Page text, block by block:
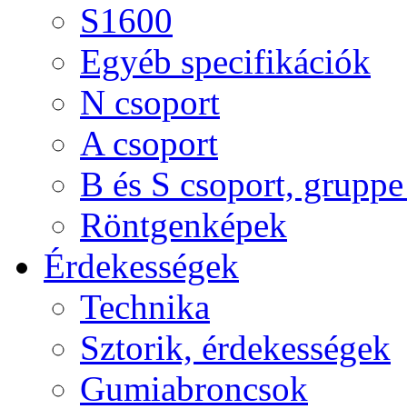
S1600
Egyéb specifikációk
N csoport
A csoport
B és S csoport,
Röntgenképek
Érdekességek
Technika
Sztorik, érdekességek
Gumiabroncsok